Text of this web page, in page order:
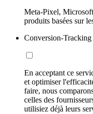
Meta-Pixel,
produits basées sur
Conversion-Tracking
En acceptant ce
et optimiser
faire, nous
celles des
utilisiez déjà leurs